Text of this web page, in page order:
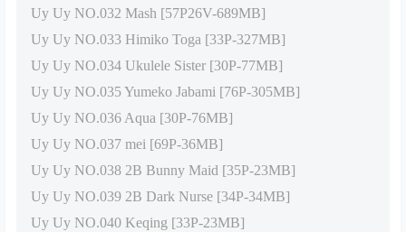
Uy Uy NO.032 Mash [57P26V-689MB]
Uy Uy NO.033 Himiko Toga [33P-327MB]
Uy Uy NO.034 Ukulele Sister [30P-77MB]
Uy Uy NO.035 Yumeko Jabami [76P-305MB]
Uy Uy NO.036 Aqua [30P-76MB]
Uy Uy NO.037 mei [69P-36MB]
Uy Uy NO.038 2B Bunny Maid [35P-23MB]
Uy Uy NO.039 2B Dark Nurse [34P-34MB]
Uy Uy NO.040 Keqing [33P-23MB]